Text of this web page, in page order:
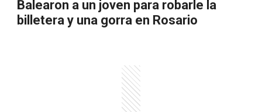
Balearon a un joven para robarle la
billetera y una gorra en Rosario